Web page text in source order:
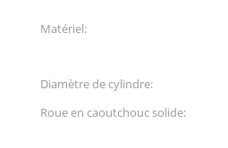
Matériel:
Diamètre de cylindre:
Roue en caoutchouc solide: